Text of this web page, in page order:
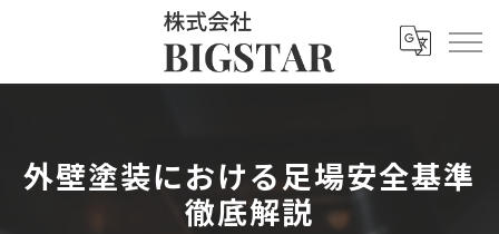
外壁塗装における足場安全基準
徹底解説